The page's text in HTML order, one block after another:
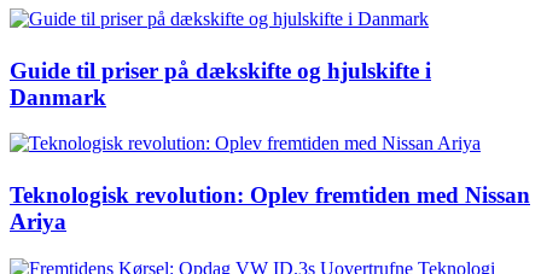
Guide til priser på dækskifte og hjulskifte i
Danmark
Teknologisk revolution: Oplev fremtiden med Nissan
Ariya